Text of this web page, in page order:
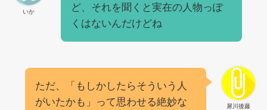
いか
ど、それを聞くと実在の人物っぽ
くはないんだけどね
犀川後藤
ただ、「もしかしたらそういう人
がいたかも」って思わせる絶妙な